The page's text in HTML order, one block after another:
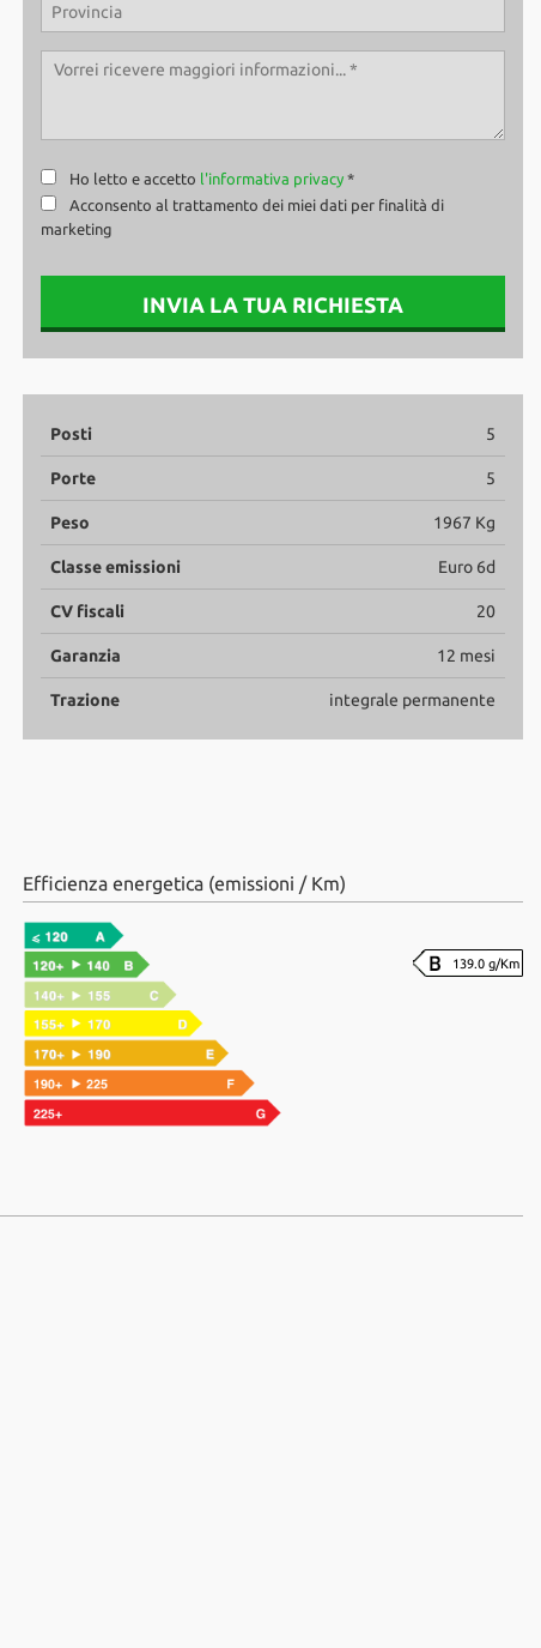
Ho letto e accetto l'informativa privacy *
Acconsento al trattamento dei miei dati per finalità di
marketing
INVIA LA TUA RICHIESTA
Posti 5
Porte 5
Peso 1967 Kg
Classe emissioni Euro 6d
CV fiscali 20
Garanzia 12 mesi
Trazione integrale permanente
Efficienza energetica (emissioni / Km)
139.0 g/Km